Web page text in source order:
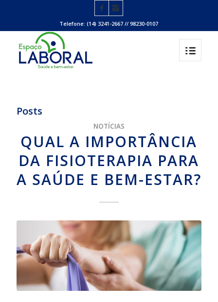
Telefone: (14) 3241-2667 // 98230-0107
Posts
NOTÍCIAS
QUAL A IMPORTÂNCIA
DA FISIOTERAPIA PARA
A SAÚDE E BEM-ESTAR?